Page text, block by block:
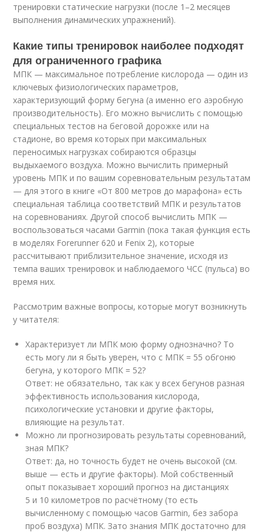
тренировки статические нагрузки (после 1–2 месяцев
выполнения динамических упражнений).
Какие типы тренировок наиболее подходят
для ограниченного графика
МПК — максимальное потребление кислорода — один из
ключевых физиологических параметров,
характеризующий форму бегуна (а именно его аэробную
производительность). Его можно вычислить с помощью
специальных тестов на беговой дорожке или на
стадионе, во время которых при максимальных
переносимых нагрузках собираются образцы
выдыхаемого воздуха. Можно вычислить примерный
уровень МПК и по вашим соревновательным результатам
— для этого в книге «От 800 метров до марафона» есть
специальная таблица соответствий МПК и результатов
на соревнованиях. Другой способ вычислить МПК —
воспользоваться часами Garmin (пока такая функция есть
в моделях Forerunner 620 и Fenix 2), которые
рассчитывают приблизительное значение, исходя из
темпа ваших тренировок и наблюдаемого ЧСС (пульса) во
время них.
Рассмотрим важные вопросы, которые могут возникнуть
у читателя:
Характеризует ли МПК мою форму однозначно? То
есть могу ли я быть уверен, что с МПК = 55 обгоню
бегуна, у которого МПК = 52?
Ответ: не обязательно, так как у всех бегунов разная
эффективность использования кислорода,
психологические установки и другие факторы,
влияющие на результат.
Можно ли прогнозировать результаты соревнований,
зная МПК?
Ответ: да, но точность будет не очень высокой (см.
выше — есть и другие факторы). Мой собственный
опыт показывает хороший прогноз на дистанциях
5 и 10 километров по расчётному (то есть
вычисленному с помощью часов Garmin, без забора
проб воздуха) МПК. Зато знания МПК достаточно для